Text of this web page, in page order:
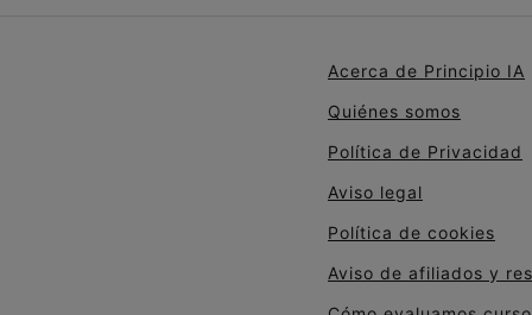
Acerca de Principio IA
Quiénes somos
Política de Privacidad
Aviso legal
Política de cookies
Aviso de afiliados y